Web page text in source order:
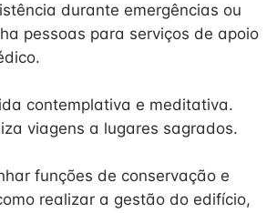
durante emergências ou
pessoas para serviços de apoio
contemplativa e meditativa.
viagens a lugares sagrados.
funções de conservação e
realizar a gestão do edifício,